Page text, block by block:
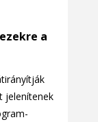
a
jelenítenek